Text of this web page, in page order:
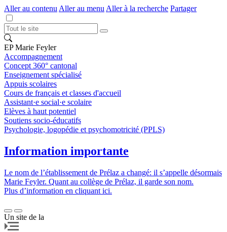
Aller au contenu Aller au menu Aller à la recherche Partager
EP Marie Feyler
Accompagnement
Concept 360° cantonal
Enseignement spécialisé
Appuis scolaires
Cours de français et classes d'accueil
Assistant·e social·e scolaire
Elèves à haut potentiel
Soutiens socio-éducatifs
Psychologie, logopédie et psychomotricité (PPLS)
Information importante
Le nom de l’établissement de Prélaz a changé: il s’appelle désormais
Marie Feyler. Quant au collège de Prélaz, il garde son nom.
Plus d’information en cliquant ici.
Un site de la